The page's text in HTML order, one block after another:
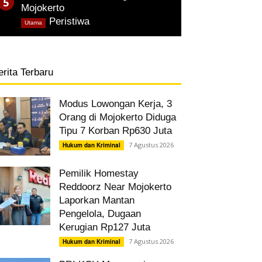
Mojokerto
Peristiwa,
Utama
Terbaru
Modus Lowongan Kerja, 3
Orang di Mojokerto Diduga
Tipu 7 Korban Rp630 Juta
Hukum dan Kriminal 7 Agustus 2026
Pemilik Homestay
Reddoorz Near Mojokerto
Laporkan Mantan
Pengelola, Dugaan
Kerugian Rp127 Juta
Hukum dan Kriminal 7 Agustus 2026